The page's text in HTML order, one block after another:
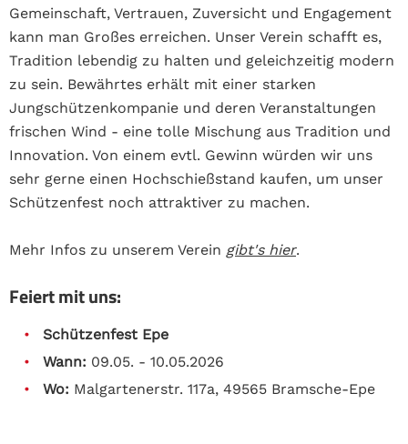
Gemeinschaft, Vertrauen, Zuversicht und Engagement
kann man Großes erreichen. Unser Verein schafft es,
Tradition lebendig zu halten und geleichzeitig modern
zu sein. Bewährtes erhält mit einer starken
Jungschützenkompanie und deren Veranstaltungen
frischen Wind - eine tolle Mischung aus Tradition und
Innovation. Von einem evtl. Gewinn würden wir uns
sehr gerne einen Hochschießstand kaufen, um unser
Schützenfest noch attraktiver zu machen.
Mehr Infos zu unserem Verein gibt's hier.
Feiert mit uns:
Schützenfest Epe
Wann: 09.05. - 10.05.2026
Wo: Malgartenerstr. 117a, 49565 Bramsche-Epe